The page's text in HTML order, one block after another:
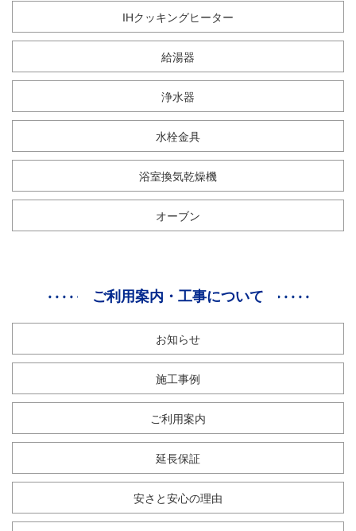
IHクッキングヒーター
給湯器
浄水器
水栓金具
浴室換気乾燥機
オーブン
ご利用案内・工事について
お知らせ
施工事例
ご利用案内
延長保証
安さと安心の理由